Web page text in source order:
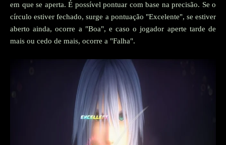
em que se aperta. É possível pontuar com base na precisão. Se o
círculo estiver fechado, surge a pontuação "Excelente", se estiver
aberto ainda, ocorre a "Boa", e caso o jogador aperte tarde de
mais ou cedo de mais, ocorre a "Falha".